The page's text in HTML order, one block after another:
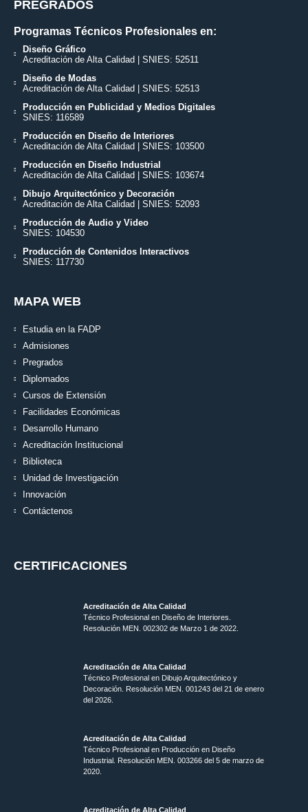
PREGRADOS
Programas Técnicos Profesionales en:
Diseño Gráfico
Acreditación de Alta Calidad | SNIES: 52511
Diseño de Modas
Acreditación de Alta Calidad | SNIES: 52513
Producción en Publicidad y Medios Digitales
SNIES: 116589
Producción en Diseño de Interiores
Acreditación de Alta Calidad | SNIES: 103500
Producción en Diseño Industrial
Acreditación de Alta Calidad | SNIES: 103674
Dibujo Arquitectónico y Decoración
Acreditación de Alta Calidad | SNIES: 52093
Producción de Audio y Video
SNIES: 104530
Producción de Contenidos Interactivos
SNIES: 117730
MAPA WEB
Estudia en la FADP
Admisiones
Pregrados
Diplomados
Cursos de Extensión
Facilidades Económicas
Desarrollo Humano
Acreditación Institucional
Biblioteca
Unidad de Investigación
Innovación
Contáctenos
CERTIFICACIONES
Acreditación de Alta Calidad
Técnico Profesional en Diseño de Interiores.
Resolución MEN. 002302 de Marzo 1 de 2022.
Acreditación de Alta Calidad
Técnico Profesional en Dibujo Arquitectónico y
Decoración. Resolución MEN. 001243 del 21 de enero
del 2026.
Acreditación de Alta Calidad
Técnico Profesional en Producción en Diseño
Industrial. Resolución MEN. 003266 del 5 de marzo de
2020.
Acreditación de Alta Calidad